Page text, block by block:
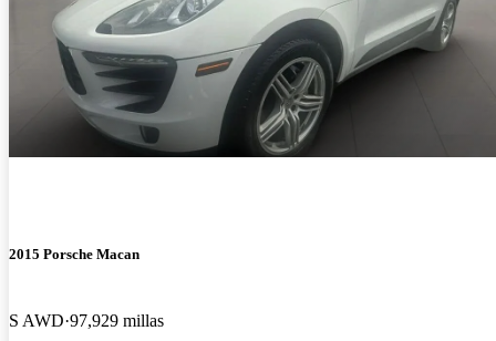
2015 Porsche Macan
S AWD 97,929 millas